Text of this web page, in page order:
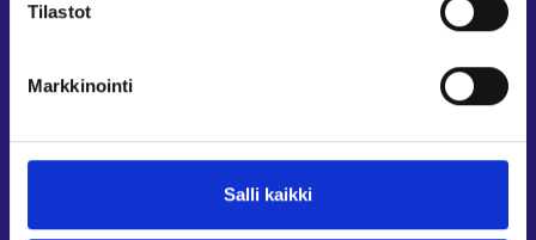
Tilastot
Markkinointi
Salli kaikki
Työttömyysturvaneuvonta
Asiointi- ja Oma työpolku -osioiden ohjeet